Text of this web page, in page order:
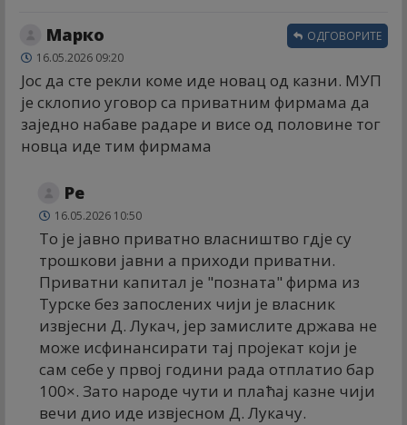
Марко
16.05.2026 09:20
Јос да сте рекли коме иде новац од казни. МУП
је склопио уговор са приватним фирмама да
заједно набаве радаре и висе од половине тог
новца иде тим фирмама
ОДГОВОРИТЕ
Ре
16.05.2026 10:50
То је јавно приватно власништво гдје су
трошкови јавни а приходи приватни.
Приватни капитал је "позната" фирма из
Турске без запослених чији је власник
извјесни Д. Лукач, јер замислите држава не
може исфинансирати тај пројекат који је
сам себе у првој години рада отплатио бар
100×. Зато народе чути и плаћај казне чији
вечи дио иде извјесном Д. Лукачу.